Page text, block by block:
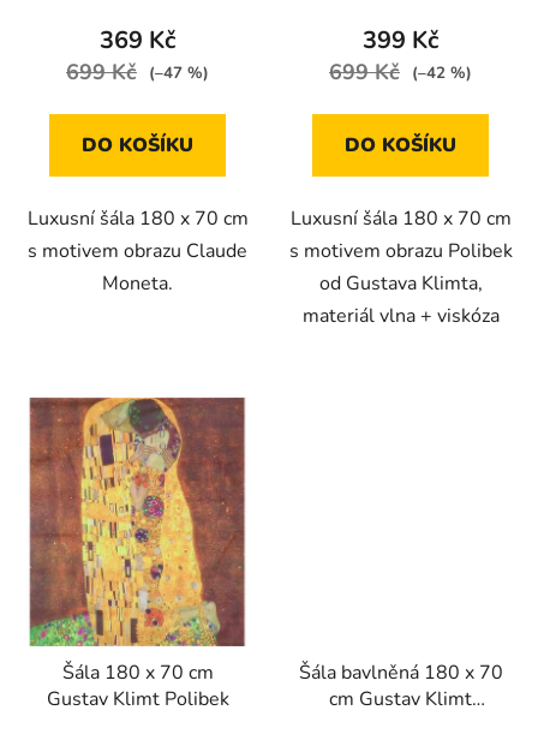
369 Kč
699 Kč (–47 %)
DO KOŠÍKU
Luxusní šála 180 x 70 cm
s motivem obrazu Claude
Moneta.
399 Kč
699 Kč (–42 %)
DO KOŠÍKU
Luxusní šála 180 x 70 cm
s motivem obrazu Polibek
od Gustava Klimta,
materiál vlna + viskóza
Šála 180 x 70 cm
Gustav Klimt Polibek
Šála bavlněná 180 x 70
cm Gustav Klimt